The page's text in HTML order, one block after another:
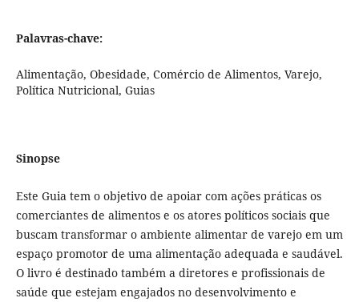
Palavras-chave:
Alimentação, Obesidade, Comércio de Alimentos, Varejo,
Política Nutricional, Guias
Sinopse
Este Guia tem o objetivo de apoiar com ações práticas os
comerciantes de alimentos e os atores políticos sociais que
buscam transformar o ambiente alimentar de varejo em um
espaço promotor de uma alimentação adequada e saudável.
O livro é destinado também a diretores e profissionais de
saúde que estejam engajados no desenvolvimento e